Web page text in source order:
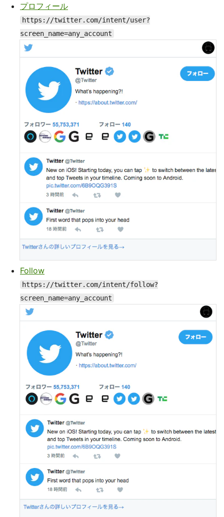
プロフィール
https://twitter.com/intent/user?
screen_name=any_account
Follow
https://twitter.com/intent/follow?
screen_name=any_account